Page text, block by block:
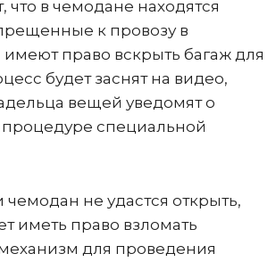
что в чемодане ​​находятся
к провозу в
право вскрыть багаж для
будет заснят на видео,
вещей уведомят о
специальной
не удастся открыть,
иметь право взломать
для проведения